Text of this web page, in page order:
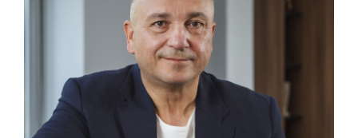
8 800 600 01 49
8 910 180 20 19
servis@uk-dobrograd.ru
PM2.5
PM10 3 мкг/м3
Концентрация ЛОС